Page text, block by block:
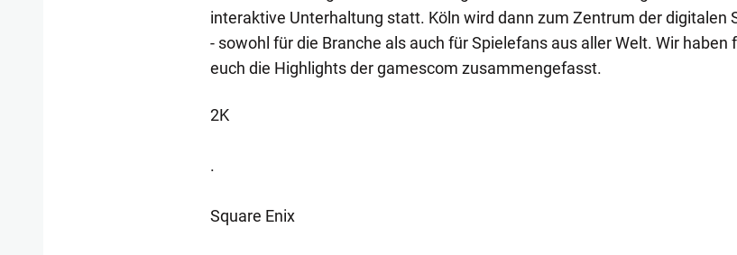
interaktive Unterhaltung statt. Köln wird dann zum Zentrum der digitalen
- sowohl für die Branche als auch für Spielefans aus aller Welt. Wir haben
euch die Highlights der gamescom zusammengefasst.
2K
.
Square Enix